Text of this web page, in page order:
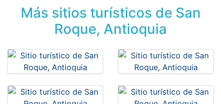
Más sitios turísticos de San
Roque, Antioquia